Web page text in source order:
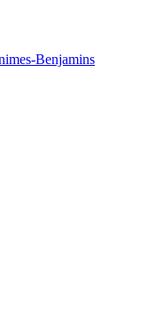
Benjamins